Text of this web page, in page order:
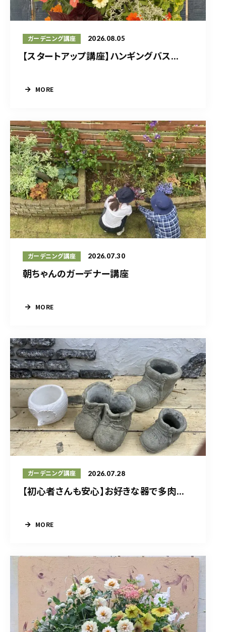
ガーデニング講座 2026.08.05
【スタートアップ講座】ハンギングバス...
MORE
ガーデニング講座 2026.07.30
朝ちゃんのガーデナー講座
MORE
ガーデニング講座 2026.07.28
【初心者さんも安心】お好きな器で多肉...
MORE